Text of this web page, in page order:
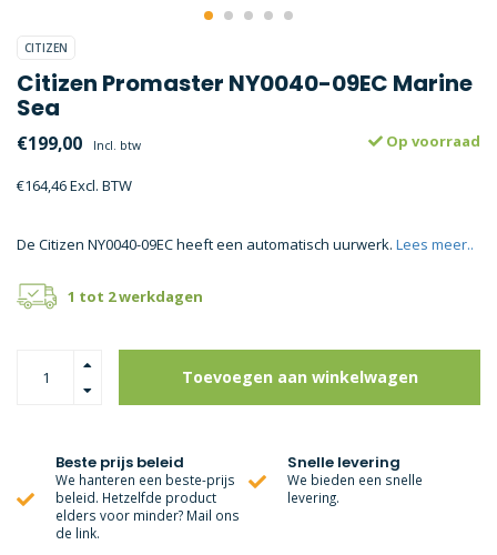
CITIZEN
Citizen Promaster NY0040-09EC Marine
Sea
€199,00 Incl. btw
€164,46 Excl. BTW
Op voorraad
De Citizen NY0040-09EC heeft een automatisch uurwerk. Lees meer..
1 tot 2 werkdagen
Toevoegen aan winkelwagen
Beste prijs beleid
We hanteren een beste-prijs
beleid. Hetzelfde product
elders voor minder? Mail ons
de link.
Snelle levering
We bieden een snelle
levering.